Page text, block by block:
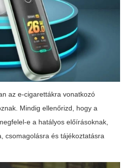
az e-cigarettákra vonatkozó
Mindig ellenőrizd, hogy a
e a hatályos előírásoknak,
csomagolásra és tájékoztatásra